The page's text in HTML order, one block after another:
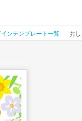
ンテンプレート一覧 お